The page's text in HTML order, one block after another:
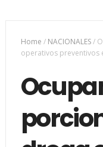
Home / NACIONALES/
operativos preventivos